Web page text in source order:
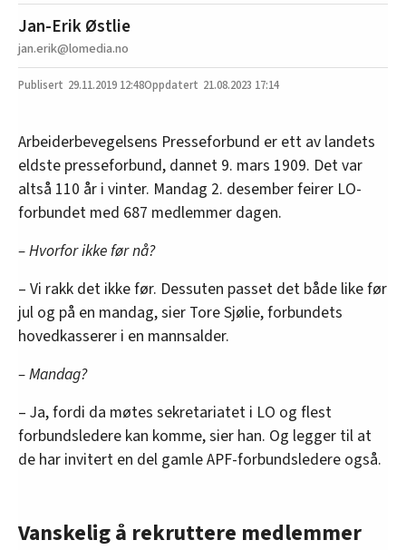
Jan-Erik Østlie
jan.erik@lomedia.no
29.11.2019 12:48 21.08.2023 17:14
Arbeiderbevegelsens Presseforbund er ett av landets
eldste presseforbund, dannet 9. mars 1909. Det var
altså 110 år i vinter. Mandag 2. desember feirer LO-
forbundet med 687 medlemmer dagen.
– Hvorfor ikke før nå?
– Vi rakk det ikke før. Dessuten passet det både like før
jul og på en mandag, sier Tore Sjølie, forbundets
hovedkasserer i en mannsalder.
– Mandag?
– Ja, fordi da møtes sekretariatet i LO og flest
forbundsledere kan komme, sier han. Og legger til at
de har invitert en del gamle APF-forbundsledere også.
Vanskelig å rekruttere medlemmer